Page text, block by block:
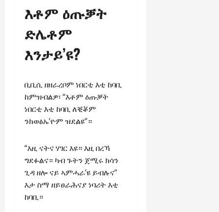
እቶም ዕጡቓት
ድሌቶም
እንታይ’ዩ?
ቢቢሲ ዘዘራረቦም ነበርቲ እቲ ከባቢ
ከምዝብልዎ፡ “እቶም ዕጡቓት
ነበርቲ እቲ ከባቢ ለቒቖም
ንክወፅኡ’ዮም ዝደልዩ”።
“እዚ ናትና ሃገር እዩ። እዚ በረኻ
ግደፉልና። ካብ ጉትን ጀሚሩ ክሳን
ጊዳ ዘሎ ናይ ኣምሓራ’ዩ ይብሉና”
እታ ስማ ዘይፀራሕናያ ነባሪት እቲ
ከባቢ።